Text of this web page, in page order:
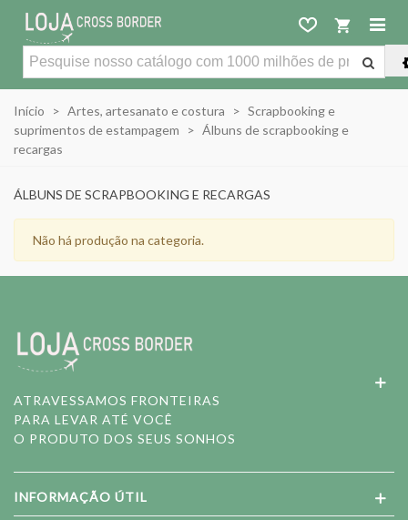
Início > Artes, artesanato e costura > Scrapbooking e
suprimentos de estampagem
> Álbuns de scrapbooking e
recargas
ÁLBUNS DE SCRAPBOOKING E RECARGAS
Não há produção na categoria.
ATRAVESSAMOS FRONTEIRAS
PARA LEVAR ATÉ VOCÊ
O PRODUTO DOS SEUS SONHOS
INFORMAÇÃO ÚTIL